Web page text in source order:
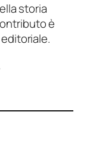
storia
è